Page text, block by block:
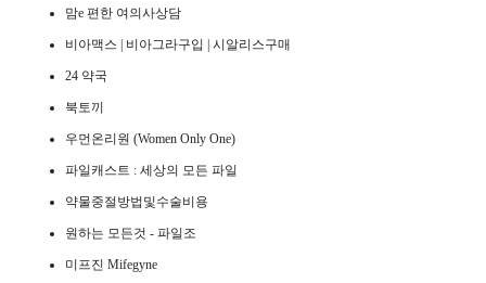
맘e 편한 여의사상담
비아맥스 | 비아그라구입 | 시알리스구매
24 약국
북토끼
우먼온리원 (Women Only One)
파일캐스트 : 세상의 모든 파일
약물중절방법및수술비용
원하는 모든것 - 파일조
미프진 Mifegyne